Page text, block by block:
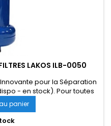
LAKOS ILB-0050
pour la Séparation
- en stock). Pour toutes
contacter au 04 85 88 02
4 85 88 02 75)
panier